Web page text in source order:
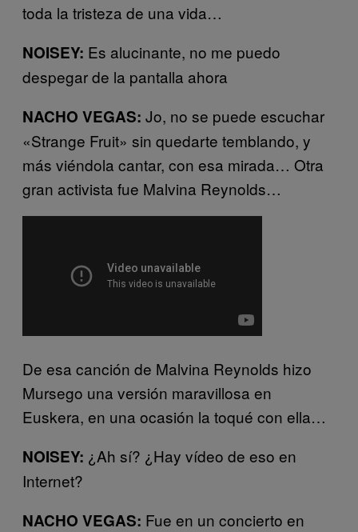
toda la tristeza de una vida…
NOISEY: Es alucinante, no me puedo
despegar de la pantalla ahora
NACHO VEGAS: Jo, no se puede escuchar
«Strange Fruit» sin quedarte temblando, y
más viéndola cantar, con esa mirada… Otra
gran activista fue Malvina Reynolds…
De esa canción de Malvina Reynolds hizo
Mursego una versión maravillosa en
Euskera, en una ocasión la toqué con ella…
NOISEY: ¿Ah sí? ¿Hay vídeo de eso en
Internet?
NACHO VEGAS: Fue en un concierto en